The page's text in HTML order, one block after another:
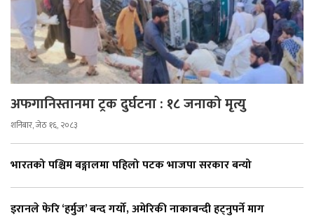
अफगानिस्तानमा ट्रक दुर्घटना : १८ जनाको मृत्यु
शनिबार, जेठ १६, २०८३
भारतको पश्चिम बङ्गालमा पहिलो पटक भाजपा सरकार बन्यो
इरानले फेरि ‘हर्मुज’ बन्द गर्यो, अमेरिकी नाकाबन्दी हट्नुपर्ने माग